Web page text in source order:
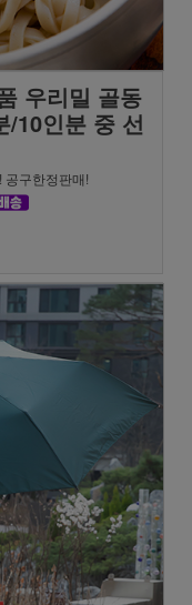
우리밀 골동
/10인분 중 선
구한정판매!